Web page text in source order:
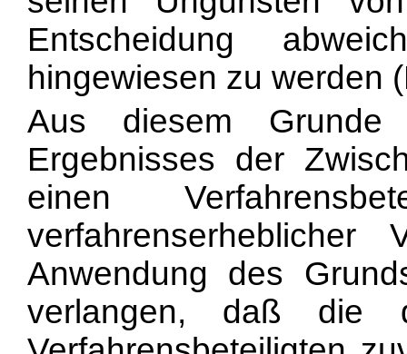
Entscheidung
hingewiesen zu werden
Aus diesem
Ergebnisses der
einen
Anwendung des
verlangen, daß die